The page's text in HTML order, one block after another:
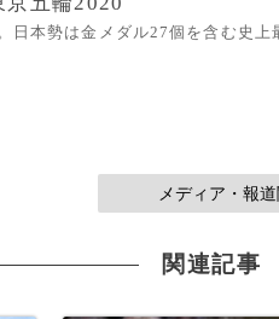
日本勢は金メダル27個を含む史上
メディア・報
関連記事